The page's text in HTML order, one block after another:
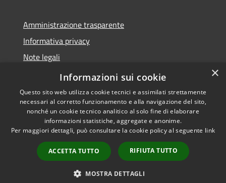
Amministrazione trasparente
Informativa privacy
Note legali
Dichiarazione di accessibilità
Accessibilità
Copyright © 2026 • Comune di
Peschiera del Garda • Powered
byMunicipium
Accesso
redazione
×
Informazioni sui cookie
Questo sito web utilizza cookie tecnici e assimilati strettamente
necessari al corretto funzionamento e alla navigazione del sito,
nonché un cookie tecnico analitico al solo fine di elaborare
informazioni statistiche, aggregate e anonime.
Per maggiori dettagli, può consultare la cookie policy al seguente link
ACCETTA TUTTO RIFIUTA TUTTO
MOSTRA DETTAGLI